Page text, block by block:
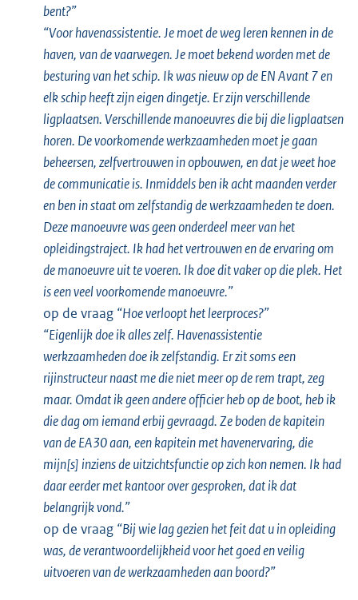
bent?”
“Voor havenassistentie. Je moet de weg leren kennen in de
haven, van de vaarwegen. Je moet bekend worden met de
besturing van het schip. Ik was nieuw op de EN Avant 7 en
elk schip heeft zijn eigen dingetje. Er zijn verschillende
ligplaatsen. Verschillende manoeuvres die bij die ligplaatsen
horen. De voorkomende werkzaamheden moet je gaan
beheersen, zelfvertrouwen in opbouwen, en dat je weet hoe
de communicatie is. Inmiddels ben ik acht maanden verder
en ben in staat om zelfstandig de werkzaamheden te doen.
Deze manoeuvre was geen onderdeel meer van het
opleidingstraject. Ik had het vertrouwen en de ervaring om
de manoeuvre uit te voeren. Ik doe dit vaker op die plek. Het
is een veel voorkomende manoeuvre.”
op de vraag “Hoe verloopt het leerproces?”
“Eigenlijk doe ik alles zelf. Havenassistentie
werkzaamheden doe ik zelfstandig. Er zit soms een
rijinstructeur naast me die niet meer op de rem trapt, zeg
maar. Omdat ik geen andere officier heb op de boot, heb ik
die dag om iemand erbij gevraagd. Ze bodende kapitein
van de EA30aan, een kapitein met havenervaring, die
mijn[s] inziens de uitzichtsfunctie op zich kon nemen. Ik had
daar eerder met kantoor over gesproken, dat ik dat
belangrijk vond.”
op de vraag “Bij wie lag gezien het feit dat u in opleiding
was, de verantwoordelijkheid voor het goed en veilig
uitvoeren van de werkzaamheden aan boord?”